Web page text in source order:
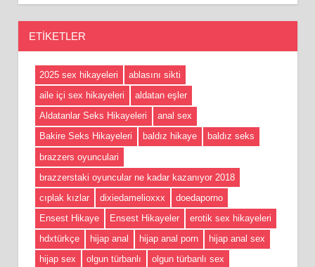
ETIKETLER
2025 sex hikayeleri
ablasını sikti
aile içi sex hikayeleri
aldatan eşler
Aldatanlar Seks Hikayeleri
anal sex
Bakire Seks Hikayeleri
baldız hikaye
baldız seks
brazzers oyunculari
brazzerstaki oyuncular ne kadar kazanıyor 2018
cıplak kızlar
dixiedamelioxxx
doedaporno
Ensest Hikaye
Ensest Hikayeler
erotik sex hikayeleri
hdxtürkçe
hijap anal hijap anal porn
hijap anal sex
hijap sex
olgun türbanlı olgun türbanlı sex